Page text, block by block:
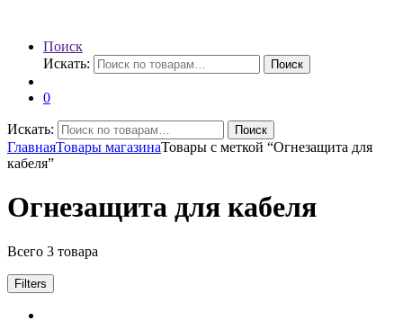
Поиск
Искать:
Поиск
0
Искать: Поиск
ГлавнаяТовары магазинаТовары с меткой “Огнезащита для
кабеля”
Огнезащита для кабеля
Всего 3 товара
Filters